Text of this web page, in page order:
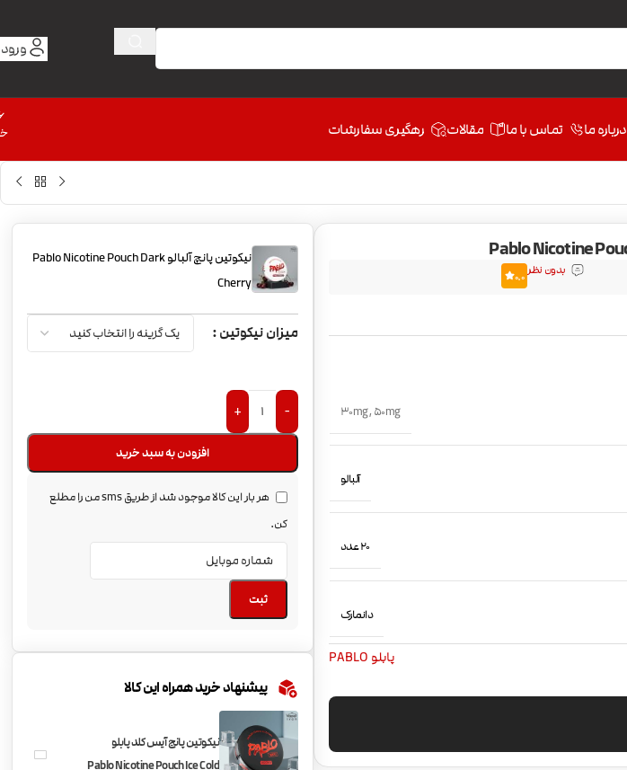
درباره ما تماس با ما مقالات رهگیری سفارشات
بدون نظر 0.0
30mg, 50mg
آلبالو
20 عدد
دانمارک
پابلو PABLO
نیکوتین پانچ آلبالو Pablo Nicotine Pouch Dark
Cherry
میزان نیکوتین
-
+
افزودن به سبد خرید
هر بار این کالا موجود شد از طریق sms من را مطلع
کن.
ثبت
پیشنهاد خرید همراه این کالا
نیکوتین پانچ آیس کلد پابلو
Pablo Nicotine Pouch Ice Cold